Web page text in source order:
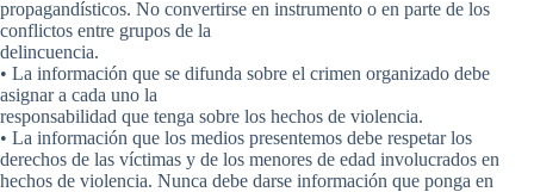
propagandísticos. No convertirse en instrumento o en parte de los
conflictos entre grupos de la
delincuencia.
• La información que se difunda sobre el crimen organizado debe
asignar a cada uno la
responsabilidad que tenga sobre los hechos de violencia.
• La información que los medios presentemos debe respetar los
derechos de las víctimas y de los menores de edad involucrados en
hechos de violencia. Nunca debe darse información que ponga en